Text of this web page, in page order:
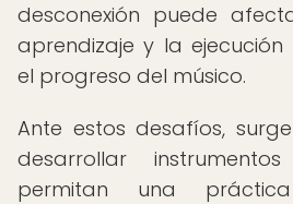
desconexión puede
aprendizaje y la ejecución
el progreso del músico.
Ante estos desafíos,
desarrollar
permitan una